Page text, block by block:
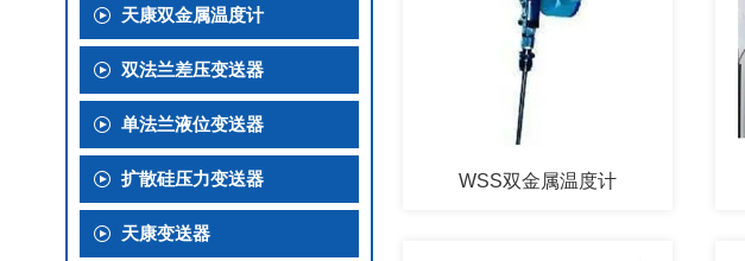
天康双金属温度计
双法兰差压变送器
单法兰液位变送器
扩散硅压力变送器
天康变送器
WSS双金属温度计